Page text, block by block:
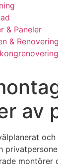
& Paneler
&
av
montörer